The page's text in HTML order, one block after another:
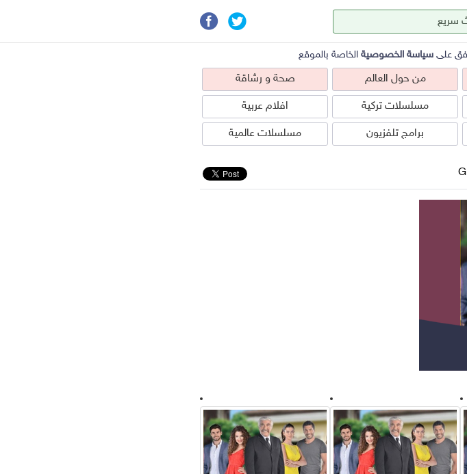
مسلسلات عربية مسلسلات تركية
على سياسة الخصوصية الخاصة بالموقع
من حول العالم صحة و رشاقة
مسلسلات تركية افلام عربية
برامج تلفزيون مسلسلات عالمية